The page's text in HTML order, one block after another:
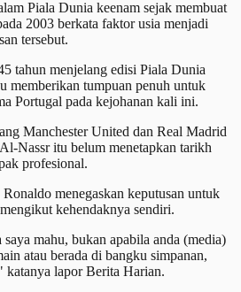
Piala Dunia keenam sejak membuat
2003 berkata faktor usia menjadi
tersebut.
tahun menjelang edisi Piala Dunia
memberikan tumpuan penuh untuk
Portugal pada kejohanan kali ini.
Manchester United dan Real Madrid
Nassr itu belum menetapkan tarikh
profesional.
menegaskan keputusan untuk
kehendaknya sendiri.
saya mahu, bukan apabila anda (media)
atau berada di bangku simpanan,
katanya lapor Berita Harian.